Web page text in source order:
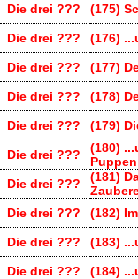
Die drei ??? (175)
Die drei ??? (176)
Die drei ??? (177)
Die drei ??? (178)
Die drei ??? (179)
Die drei ???
(180)
Puppen
Die drei ???
(181)
Die drei ??? (182)
Die drei ??? (183)
Die drei ??? (184)